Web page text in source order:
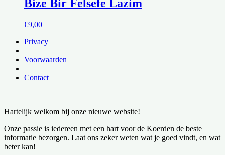
Bize Bir Felsefe Lazim
€9,00
Privacy
|
Voorwaarden
|
Contact
Hartelijk welkom bij onze nieuwe website!
Onze passie is iedereen met een hart voor de Koerden de beste
informatie bezorgen. Laat ons zeker weten wat je goed vindt, en wat
beter kan!